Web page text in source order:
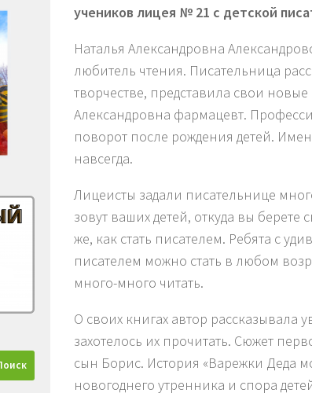
учеников лицея № 21 с детской
Наталья Александровна
любитель чтения. Писательница
творчестве, представила свои
Александровна фармацевт.
поворот после рождения детей.
навсегда.
Лицеисты задали писательнице
зовут ваших детей, откуда вы
же, как стать писателем. Ребята с
писателем можно стать в любом
много-много читать.
О своих книгах автор рассказывала
захотелось их прочитать. Сюжет
сын Борис. История «Варежки Деда
новогоднего утренника и спора